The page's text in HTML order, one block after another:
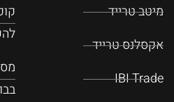
מיטב טרייד
אקסלנס טרייד
IBI Trade